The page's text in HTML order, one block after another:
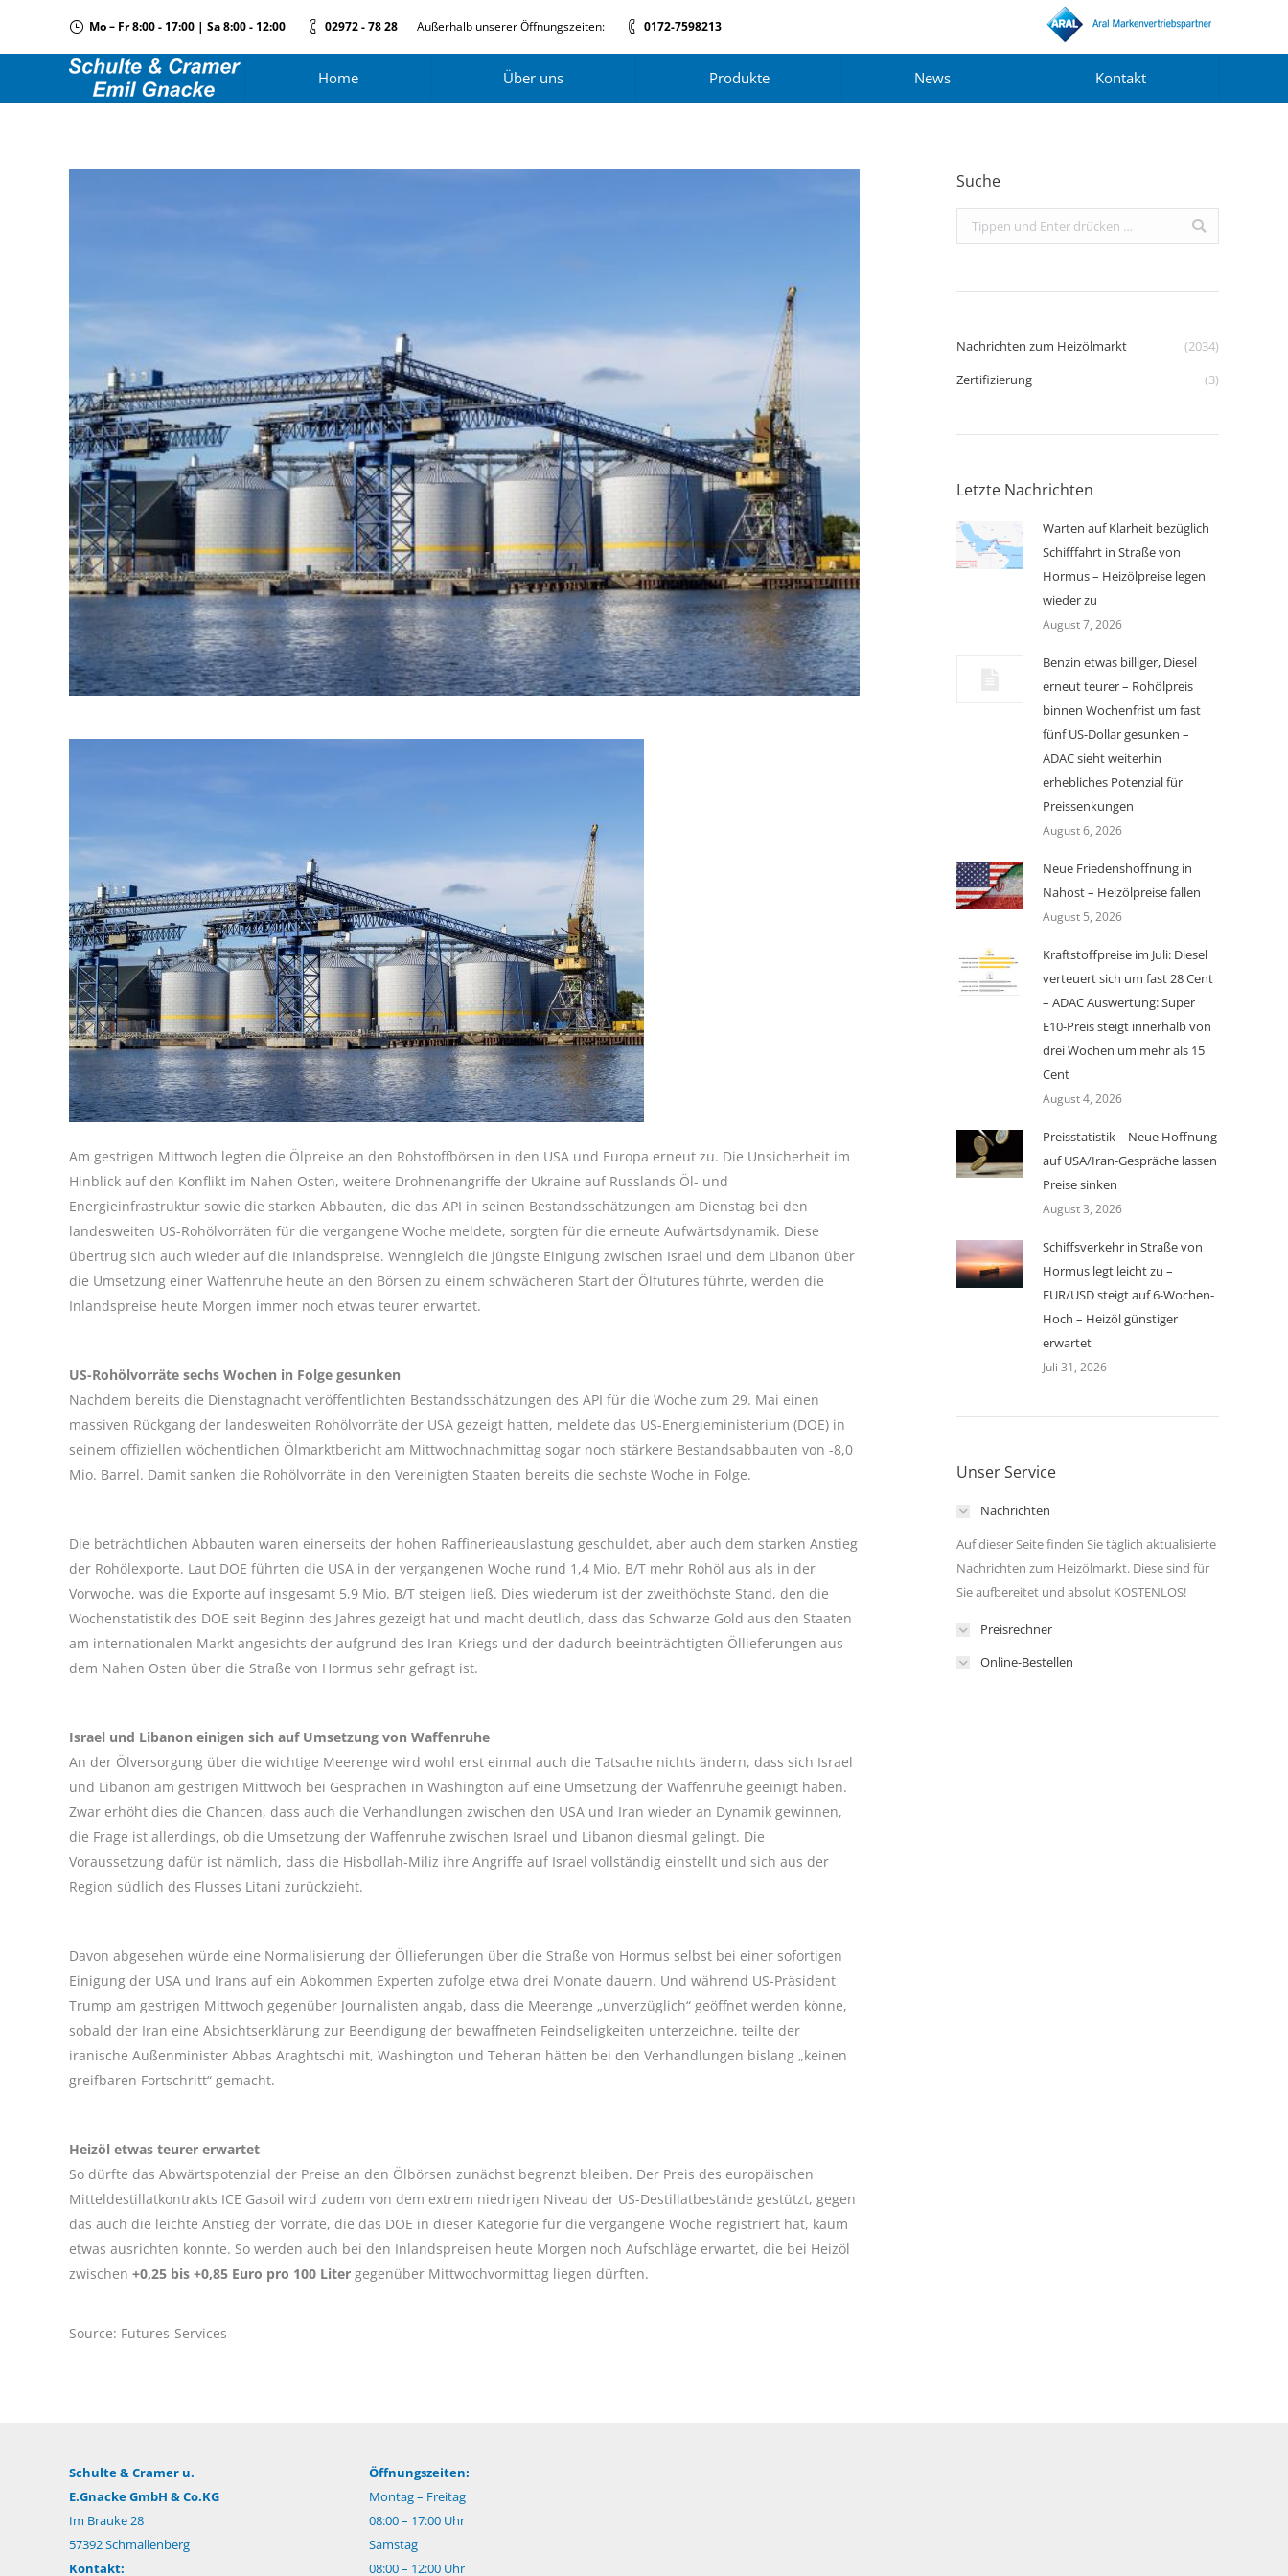
Mo – Fr 8:00 - 17:00 | Sa 8:00 - 12:00 02972 - 78 28 Außerhalb unserer Öffnungszeiten: 0172-7598213
Home Über uns Produkte News Kontakt
Am gestrigen Mittwoch legten die Ölpreise an den Rohstoffbörsen in den USA und Europa erneut zu. Die Unsicherheit im
Hinblick auf den Konflikt im Nahen Osten, weitere Drohnenangriffe der Ukraine auf Russlands Öl- und
Energieinfrastruktur sowie die starken Abbauten, die das API in seinen Bestandsschätzungen am Dienstag bei den
landesweiten US-Rohölvorräten für die vergangene Woche meldete, sorgten für die erneute Aufwärtsdynamik. Diese
übertrug sich auch wieder auf die Inlandspreise. Wenngleich die jüngste Einigung zwischen Israel und dem Libanon über
die Umsetzung einer Waffenruhe heute an den Börsen zu einem schwächeren Start der Ölfutures führte, werden die
Inlandspreise heute Morgen immer noch etwas teurer erwartet.
US-Rohölvorräte sechs Wochen in Folge gesunken
Nachdem bereits die Dienstagnacht veröffentlichten Bestandsschätzungen des API für die Woche zum 29. Mai einen
massiven Rückgang der landesweiten Rohölvorräte der USA gezeigt hatten, meldete das US-Energieministerium (DOE) in
seinem offiziellen wöchentlichen Ölmarktbericht am Mittwochnachmittag sogar noch stärkere Bestandsabbauten von -8,0
Mio. Barrel. Damit sanken die Rohölvorräte in den Vereinigten Staaten bereits die sechste Woche in Folge.
Die beträchtlichen Abbauten waren einerseits der hohen Raffinerieauslastung geschuldet, aber auch dem starken Anstieg
der Rohölexporte. Laut DOE führten die USA in der vergangenen Woche rund 1,4 Mio. B/T mehr Rohöl aus als in der
Vorwoche, was die Exporte auf insgesamt 5,9 Mio. B/T steigen ließ. Dies wiederum ist der zweithöchste Stand, den die
Wochenstatistik des DOE seit Beginn des Jahres gezeigt hat und macht deutlich, dass das Schwarze Gold aus den Staaten
am internationalen Markt angesichts der aufgrund des Iran-Kriegs und der dadurch beeinträchtigten Öllieferungen aus
dem Nahen Osten über die Straße von Hormus sehr gefragt ist.
Israel und Libanon einigen sich auf Umsetzung von Waffenruhe
An der Ölversorgung über die wichtige Meerenge wird wohl erst einmal auch die Tatsache nichts ändern, dass sich Israel
und Libanon am gestrigen Mittwoch bei Gesprächen in Washington auf eine Umsetzung der Waffenruhe geeinigt haben.
Zwar erhöht dies die Chancen, dass auch die Verhandlungen zwischen den USA und Iran wieder an Dynamik gewinnen,
die Frage ist allerdings, ob die Umsetzung der Waffenruhe zwischen Israel und Libanon diesmal gelingt. Die
Voraussetzung dafür ist nämlich, dass die Hisbollah-Miliz ihre Angriffe auf Israel vollständig einstellt und sich aus der
Region südlich des Flusses Litani zurückzieht.
Davon abgesehen würde eine Normalisierung der Öllieferungen über die Straße von Hormus selbst bei einer sofortigen
Einigung der USA und Irans auf ein Abkommen Experten zufolge etwa drei Monate dauern. Und während US-Präsident
Trump am gestrigen Mittwoch gegenüber Journalisten angab, dass die Meerenge „unverzüglich“ geöffnet werden könne,
sobald der Iran eine Absichtserklärung zur Beendigung der bewaffneten Feindseligkeiten unterzeichne, teilte der
iranische Außenminister Abbas Araghtschi mit, Washington und Teheran hätten bei den Verhandlungen bislang „keinen
greifbaren Fortschritt“ gemacht.
Heizöl etwas teurer erwartet
So dürfte das Abwärtspotenzial der Preise an den Ölbörsen zunächst begrenzt bleiben. Der Preis des europäischen
Mitteldestillatkontrakts ICE Gasoil wird zudem von dem extrem niedrigen Niveau der US-Destillatbestände gestützt, gegen
das auch die leichte Anstieg der Vorräte, die das DOE in dieser Kategorie für die vergangene Woche registriert hat, kaum
etwas ausrichten konnte. So werden auch bei den Inlandspreisen heute Morgen noch Aufschläge erwartet, die bei Heizöl
zwischen +0,25 bis +0,85 Euro pro 100 Liter gegenüber Mittwochvormittag liegen dürften.
Source: Futures-Services
Suche
Search:
Nachrichten zum Heizölmarkt
(2034)
Zertifizierung
(3)
Letzte Nachrichten
Warten auf Klarheit bezüglich
Schifffahrt in Straße von
Hormus – Heizölpreise legen
wieder zu
August 7, 2026
Benzin etwas billiger, Diesel
erneut teurer – Rohölpreis
binnen Wochenfrist um fast
fünf US-Dollar gesunken –
ADAC sieht weiterhin
erhebliches Potenzial für
Preissenkungen
August 6, 2026
Neue Friedenshoffnung in
Nahost – Heizölpreise fallen
August 5, 2026
Kraftstoffpreise im Juli: Diesel
verteuert sich um fast 28 Cent
– ADAC Auswertung: Super
E10-Preis steigt innerhalb von
drei Wochen um mehr als 15
Cent
August 4, 2026
Preisstatistik – Neue Hoffnung
auf USA/Iran-Gespräche lassen
Preise sinken
August 3, 2026
Schiffsverkehr in Straße von
Hormus legt leicht zu –
EUR/USD steigt auf 6-Wochen-
Hoch – Heizöl günstiger
erwartet
Juli 31, 2026
Unser Service
Nachrichten
Auf dieser Seite finden Sie täglich aktualisierte
Nachrichten zum Heizölmarkt. Diese sind für
Sie aufbereitet und absolut KOSTENLOS!
Preisrechner
Online-Bestellen
Schulte & Cramer u.
E.Gnacke GmbH & Co.KG
Im Brauke 28
57392 Schmallenberg
Kontakt:
Öffnungszeiten:
Montag – Freitag
08:00 – 17:00 Uhr
Samstag
08:00 – 12:00 Uhr